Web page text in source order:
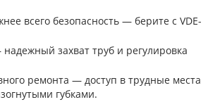
всего безопасность — берите с VDE-
захват труб и регулировка
ремонта — доступ в трудные места
губками.